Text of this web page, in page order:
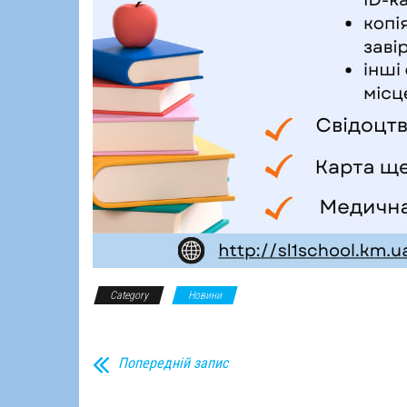
Category Новини
Попередній запис